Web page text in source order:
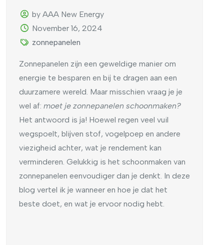
by AAA New Energy
November 16, 2024
zonnepanelen
Zonnepanelen zijn een geweldige manier om
energie te besparen en bij te dragen aan een
duurzamere wereld. Maar misschien vraag je je
wel af: moet je zonnepanelen schoonmaken?
Het antwoord is ja! Hoewel regen veel vuil
wegspoelt, blijven stof, vogelpoep en andere
viezigheid achter, wat je rendement kan
verminderen. Gelukkig is het schoonmaken van
zonnepanelen eenvoudiger dan je denkt. In deze
blog vertel ik je wanneer en hoe je dat het
beste doet, en wat je ervoor nodig hebt.